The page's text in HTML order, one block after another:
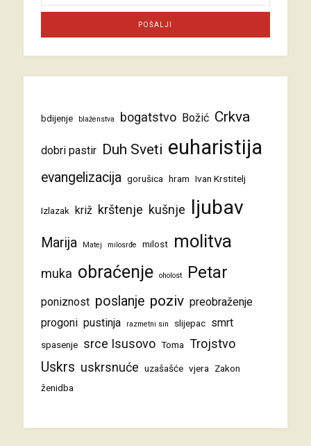
bdijenje blaženstva bogatstvo Božić Crkva
dobri pastir Duh Sveti euharistija
evangelizacija gorušica hram Ivan Krstitelj
Izlazak križ krštenje kušnje ljubav
Marija Matej milosrđe milost molitva
muka obraćenje oholost Petar
poniznost poslanje poziv preobraženje
progoni pustinja razmetni sin slijepac smrt
spasenje srce Isusovo Toma Trojstvo
Uskrs uskrsnuće uzašašće vjera
Zakon
ženidba